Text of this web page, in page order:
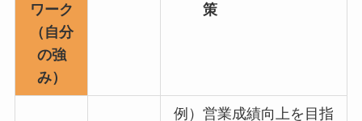
ワーク
（自分
の強
み）
策
例）営業成績向上を目指